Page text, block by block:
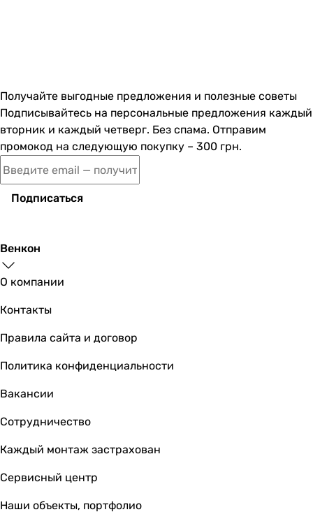
Получайте выгодные предложения и полезные советы
Подписывайтесь на персональные предложения каждый
вторник и каждый четверг. Без спама. Отправим
промокод на следующую покупку – 300 грн.
Подписаться
Венкон
О компании
Контакты
Правила сайта и договор
Политика конфиденциальности
Вакансии
Сотрудничество
Каждый монтаж застрахован
Сервисный центр
Наши объекты, портфолио